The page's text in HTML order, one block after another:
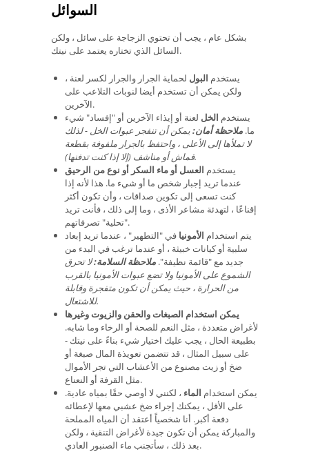
السوائل
بشكل عام ، يجب أن تحتوي الزجاجة على سائل ، ولكن
السائل الذي تختاره يعتمد على نيتك.
يستخدم البول لحماية الجرار والجرار لكسر لعنة ،
ولكن يمكن أن تستخدم أيضا لنوبات التلاعب على
الآخرين.
يستخدم الخل لعنة أو إيذاء الآخرين أو "إفساد" شيء
ما. ملاحظة أمان:يمكن أن تنفجر عبوات الخل - لذلك
لا تملأها إلى الأعلى ، واحتفظ بالجرار ملفوفة بقطعة
قماش أو مناشف (إلا إذا كنت تدفنها).
يستخدم العسل أو ماء السكر أو نوع من الرحيق
عندما تريد إجبار شخص ما أو شيء ما. هذا لأنه إذا
كنت تسعى إلى تكوين صداقات ، وأن تكون أكثر
إقناعًا ، لتهدئة مشاعر الأذى ، وما إلى ذلك ، فأنت تريد
"تحلية" تصرفاتهم.
يتم استخدام الأمونيا في "التطهير" ، عندما تريد إبعاد
سلبية أو كيانات خبيثة ، أو عندما ترغب في البدء من
جديد مع "قائمة نظيفة". ملاحظة السلامة:لا تحرق
الشموع على الأمونيا ولا تضع عبوات الأمونيا بالقرب
من الحرارة ، حيث يمكن أن تكون متفجرة وقابلة
للاشتعال.
يمكن استخدام الصبغات والحقن والزيوت وغيرها
لأغراض متعددة ، مثل النعم للصحة أو الرخاء وما شابه.
بطبيعة الحال ، يجب عليك اختيار شيء بناءً على نيتك -
على سبيل المثال ، قد تتضمن تعويذة المال صبغة أو
ضخ أو زيت مصنوع من الأعشاب التي تجر الأموال
مثل القرفة أو النعناع.
يمكن استخدام الماء ، لكنني لا أوصي حقًا بمياه عادية.
على الأقل ، يمكنك إجراء ضخ عشبي معها لإعطائه
دفعة أكبر. أنا شخصياً أعتقد أن المياه المملحة
والمباركة يمكن أن تكون جيدة لأغراض التنقية ، ولكن
بعد ذلك ، سأتجنب ماء الصنبور العادي.